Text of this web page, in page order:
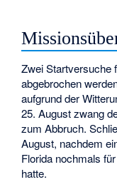
Zwei Startversuche
abgebrochen
aufgrund der
25. August zwang
zum Abbruch.
August, nachdem
Florida nochmals
hatte.